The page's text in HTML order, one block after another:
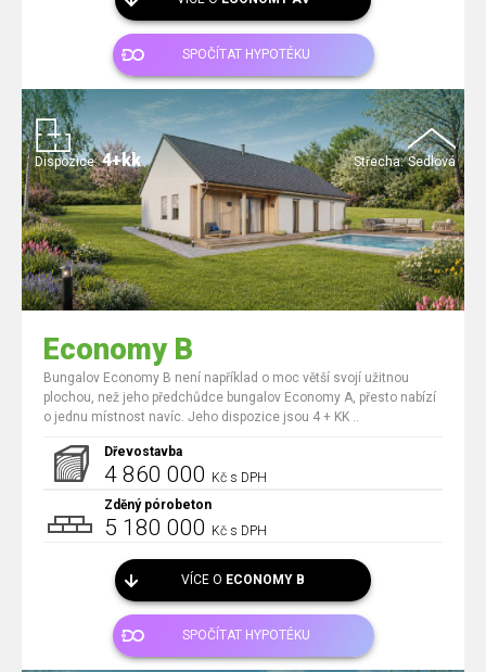
SPOČÍTAT HYPOTÉKU
Střecha: Sedlová
Dispozice: 4+kk
Economy B
Bungalov Economy B není například o moc větší svojí užitnou
plochou, než jeho předchůdce bungalov Economy A, přesto nabízí
o jednu místnost navíc. Jeho dispozice jsou 4 + KK ..
Dřevostavba
4 860 000 Kč s DPH
Zděný pórobeton
5 180 000 Kč s DPH
VÍCE O ECONOMY B
SPOČÍTAT HYPOTÉKU